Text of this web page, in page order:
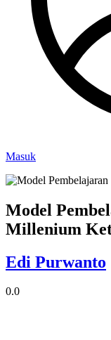
Masuk
Model
Millenium
Edi Purwanto
0.0